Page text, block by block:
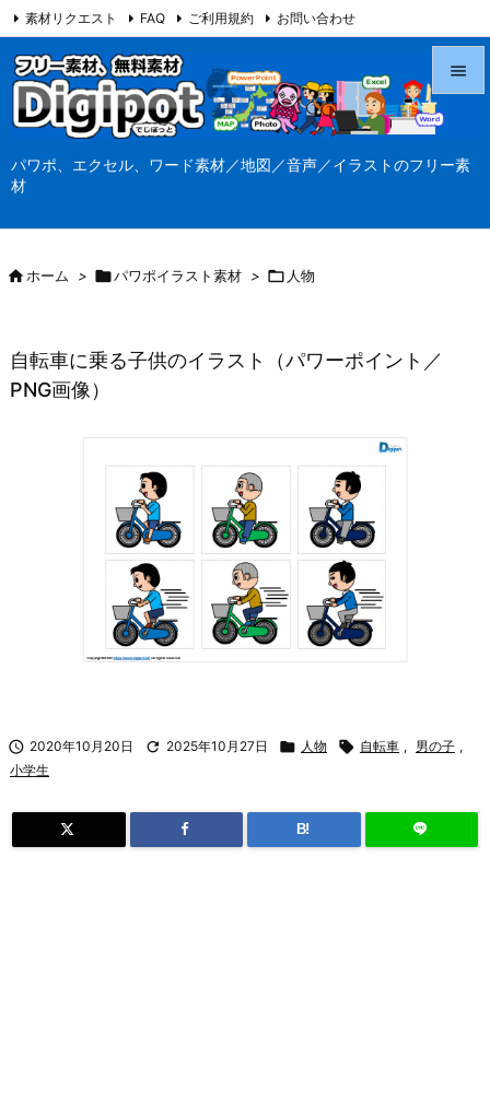
パワポ、エクセル、ワード素材／地図／音声／イラストのフリー素
材



素材リクエスト FAQ ご利用規約 お問い合わせ
当サイト（Digipot.net）について
ホーム > パワポイラスト素材 >  人物
自転車に乗る子供のイラスト（パワーポイント／
PNG画像）
 2020年10月20日  2025年10月27日  人物  自転車 , 男の子 ,
小学生
B!